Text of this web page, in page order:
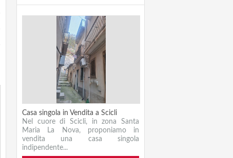
Casa singola in Vendita a Scicli
Nel cuore di Scicli, in zona Santa
Maria La Nova, proponiamo in
vendita una casa singola
indipendente...